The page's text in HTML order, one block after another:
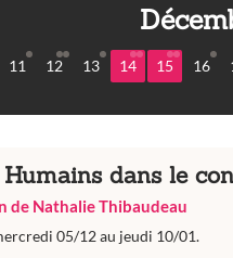
11 12 13 14 15 16
dans le
de Nathalie Thibaudeau
05/12 au jeudi 10/01.